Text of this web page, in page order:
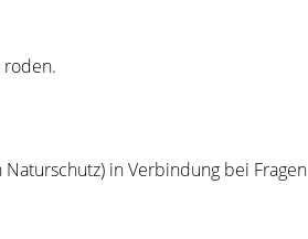
roden.
in Verbindung bei Fragen